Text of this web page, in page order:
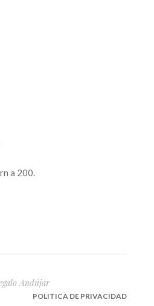
a 200.
Andújar
POLITICA DE PRIVACIDAD